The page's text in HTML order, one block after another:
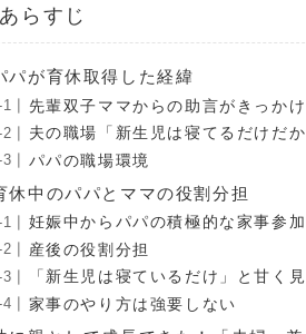
あらすじ
パが育休取得した経緯
先輩双子ママからの助言がきっか
夫の職場「新生児は寝てるだけだか
パパの職場環境
休中のパパとママの役割分担
妊娠中からパパの積極的な家事参加
産後の役割分担
「新生児は寝ているだけ」と甘く
家事のやり方は強要しない